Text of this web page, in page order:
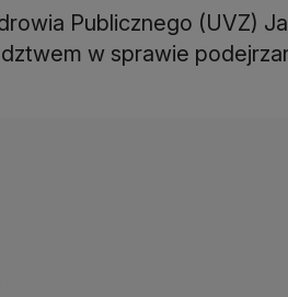
Publicznego (UVZ)
w sprawie